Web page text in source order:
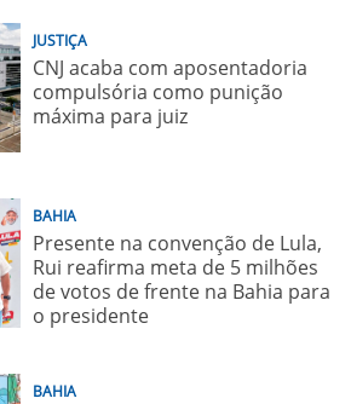
JUSTIÇA
CNJ acaba com aposentadoria
compulsória como punição
máxima para juiz
BAHIA
Presente na convenção de Lula,
Rui reafirma meta de 5 milhões
de votos de frente na Bahia para
o presidente
BAHIA